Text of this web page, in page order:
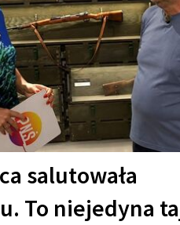
salutowała
To niejedyna